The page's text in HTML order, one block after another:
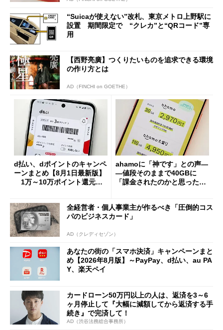
“Suicaが使えない”改札、東京メトロ上野駅に
設置 期間限定で “クレカ”と“QRコード”専
用
【西野亮廣】つくりたいものを追求できる環境
の作り方とは
AD（FINCHI on GOETHE）
d払い、dポイントのキャンペ
ーンまとめ【8月1日最新版】
1万～10万ポイント還元の
ahamoに「神です」との声―
―値段そのままで40GBに
「課金されたのかと思った」
全経営者・個人事業主が作るべき「圧倒的コス
パのビジネスカード」
AD（クレディセゾン）
あなたの街の「スマホ決済」キャンペーンまと
め【2026年8月版】～PayPay、d払い、au PA
Y、楽天ペイ
カードローン50万円以上の人は、返済を3～6
ヶ月停止して『大幅に減額してから返済する手
続き』で完済して！
AD（渋谷法務総合事務所）